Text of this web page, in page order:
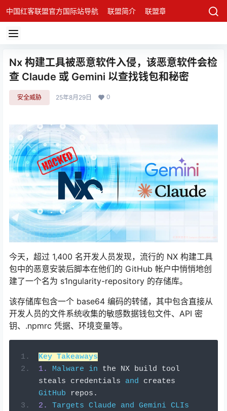
中国红客联盟官方国际站导航 联盟简介 联盟章程 联盟架构
Nx 构建工具被恶意软件入侵，该恶意软件会检
查 Claude 或 Gemini 以查找钱包和秘密
安全威胁 25年8月29日 0
今天，超过 1,400 名开发人员发现，流行的 NX 构建工具
包中的恶意安装后脚本在他们的 GitHub 帐户中悄悄地创
建了一个名为 s1ngularity-repository 的存储库。
该存储库包含一个 base64 编码的转储，其中包含直接从
开发人员的文件系统收集的敏感数据钱包文件、API 密
钥、.npmrc 凭据、环境变量等。
Key Takeaways
1.
Malware in the NX build tool
steals credentials and
GitHub repos .
2.
Targets Claude and Gemini CLIs